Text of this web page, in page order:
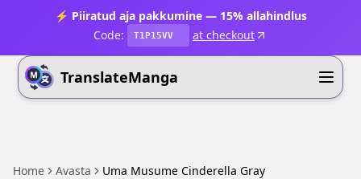
⚡ Piiratud aja pakkumine — 15% allahindlus
Code:
T1P15VV at checkout
TranslateManga
Home Avasta Uma Musume Cinderella Gray